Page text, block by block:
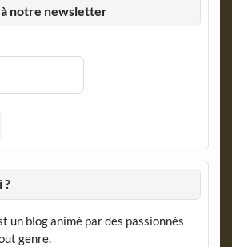
notre newsletter
?
un blog animé par des passionnés
genre.